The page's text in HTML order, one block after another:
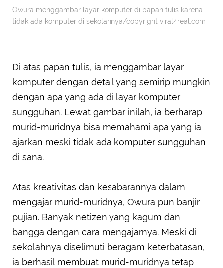
Owura menggambar layar komputer di papan tulis karena
tidak ada komputer di sekolahnya/copyright viral4real.com
Di atas papan tulis, ia menggambar layar
komputer dengan detail yang semirip mungkin
dengan apa yang ada di layar komputer
sungguhan. Lewat gambar inilah, ia berharap
murid-muridnya bisa memahami apa yang ia
ajarkan meski tidak ada komputer sungguhan
di sana.
Atas kreativitas dan kesabarannya dalam
mengajar murid-muridnya, Owura pun banjir
pujian. Banyak netizen yang kagum dan
bangga dengan cara mengajarnya. Meski di
sekolahnya diselimuti beragam keterbatasan,
ia berhasil membuat murid-muridnya tetap